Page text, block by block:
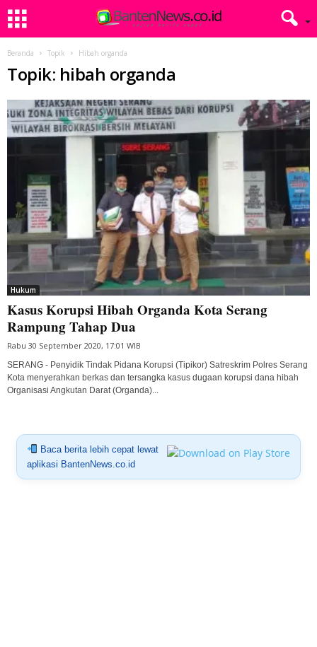
Beranda Topik Hibah organda
Topik: hibah organda
Hukum
Kasus Korupsi Hibah Organda Kota Serang
Rampung Tahap Dua
Rabu 30 September 2020, 17:01 WIB
SERANG - Penyidik Tindak Pidana Korupsi (Tipikor) Satreskrim Polres Serang
Kota menyerahkan berkas dan tersangka kasus dugaan korupsi dana hibah
Organisasi Angkutan Darat (Organda)...
Baca berita lebih cepat lewat
aplikasi BantenNews.co.id